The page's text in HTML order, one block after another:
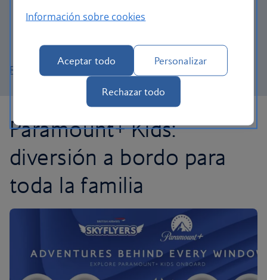
South Park Post Covid
Regístrese ahora
Paramount+ Kids:
diversión a bordo para
toda la familia
Información sobre cookies
Aceptar todo Personalizar
Rechazar todo